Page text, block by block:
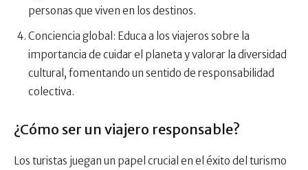
personas que viven en los destinos.
Conciencia global: Educa a los viajeros sobre la
importancia de cuidar el planeta y valorar la diversidad
cultural, fomentando un sentido de responsabilidad
colectiva.
¿Cómo ser un viajero responsable?
Los turistas juegan un papel crucial en el éxito del turismo